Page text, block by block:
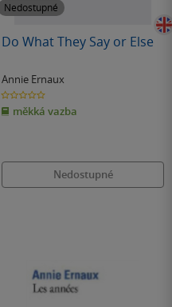
Nedostupné
Do What They Say or Else
Annie Ernaux
0.0
z
5
hvězdiček
měkká vazba
Nedostupné